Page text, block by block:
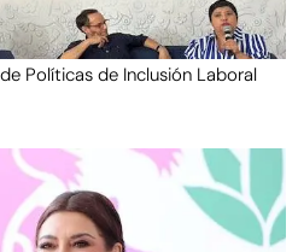
Políticas de Inclusión Laboral